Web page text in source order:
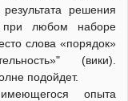
решения
при любом наборе
слова «порядок»
(вики).
подойдет.
опыта